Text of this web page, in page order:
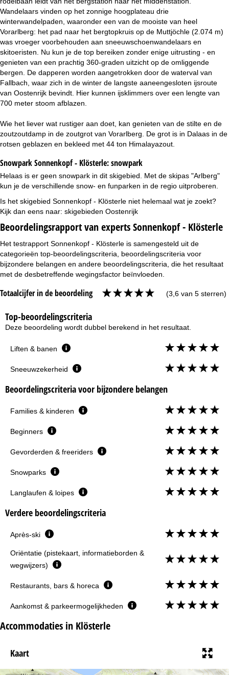
Wandelaars vinden op het zonnige hoogplateau drie
winterwandelpaden, waaronder een van de mooiste van heel
Vorarlberg: het pad naar het bergtopkruis op de Muttjöchle (2.074 m)
was vroeger voorbehouden aan sneeuwschoenwandelaars en
skitoeristen. Nu kun je de top bereiken zonder enige uitrusting - en
genieten van een prachtig 360-graden uitzicht op de omliggende
bergen. De dapperen worden aangetrokken door de waterval van
Fallbach, waar zich in de winter de langste aaneengesloten ijsroute
van Oostenrijk bevindt. Hier kunnen ijsklimmers over een lengte van
700 meter stoom afblazen.
Wie het liever wat rustiger aan doet, kan genieten van de stilte en de
zoutzoutdamp in de zoutgrot van Vorarlberg. De grot is in Dalaas in de
rotsen geblazen en bekleed met 44 ton Himalayazout.
Snowpark Sonnenkopf - Klösterle:snowpark
Helaas is er geen snowpark in dit skigebied. Met de skipas "Arlberg"
kun je de verschillende snow- en funparken in de regio uitproberen.
Is het skigebied Sonnenkopf - Klösterle niet helemaal wat je zoekt?
Kijk dan eens naar: skigebieden Oostenrijk
Beoordelingsrapport van experts Sonnenkopf - Klösterle
Het testrapport Sonnenkopf - Klösterle is samengesteld uit de
categorieën top-beoordelingscriteria, beoordelingscriteria voor
bijzondere belangen en andere beoordelingscriteria, die het resultaat
met de desbetreffende wegingsfactor beïnvloeden.
Totaalcijfer in de beoordeling (3,6 van 5 sterren)
Top-beoordelingscriteria
Deze beoordeling wordt dubbel berekend in het resultaat.
Liften & banen
Sneeuwzekerheid
Beoordelingscriteria voor bijzondere belangen
Families & kinderen
Beginners
Gevorderden & freeriders
Snowparks
Langlaufen & loipes
Verdere beoordelingscriteria
Après-ski
Oriëntatie (pistekaart, informatieborden &
wegwijzers)
Restaurants, bars & horeca
Aankomst & parkeermogelijkheden
Accommodaties in Klösterle
Kaart